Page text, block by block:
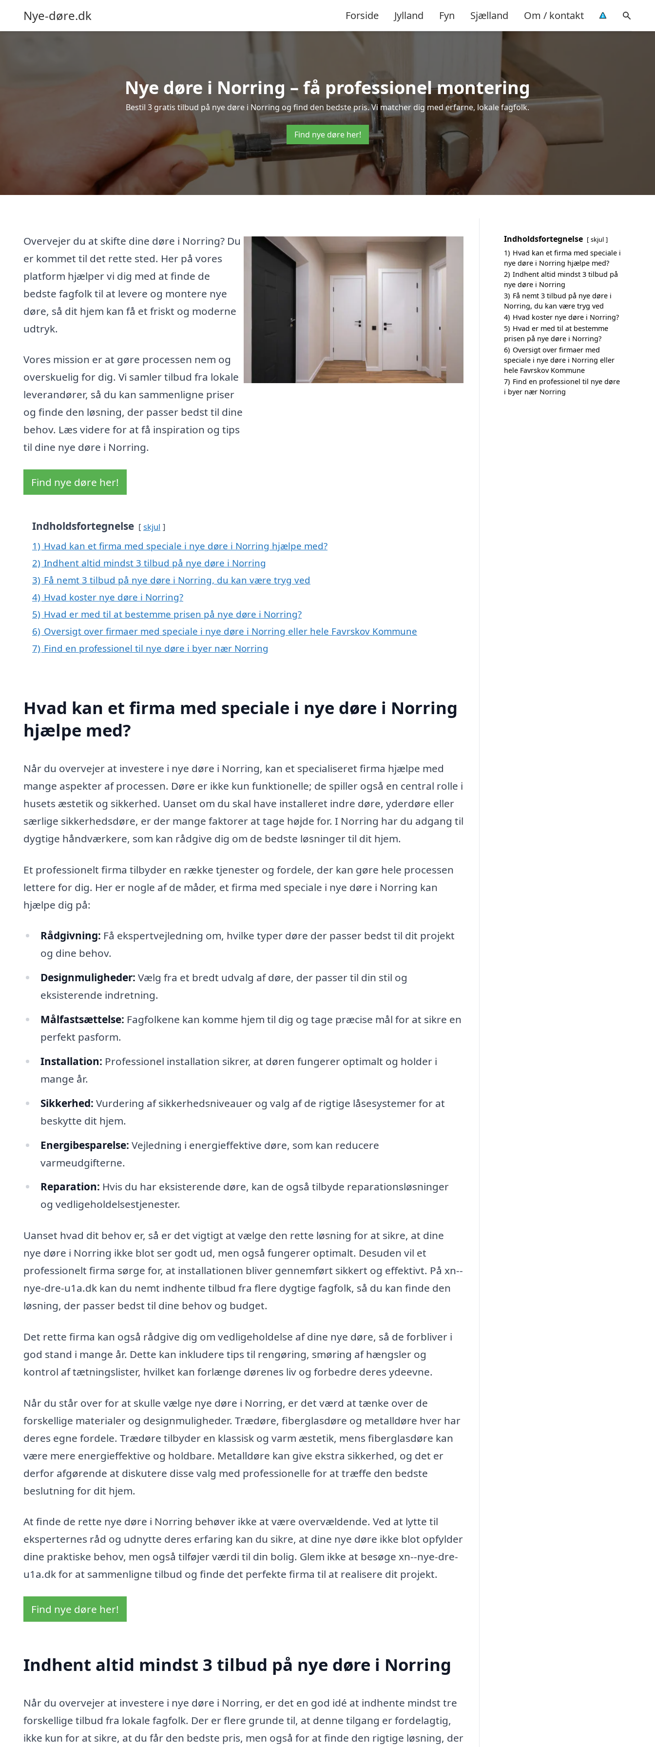
Nye-døre.dk Forside Jylland Fyn Sjælland Om / kontakt
Nye døre i Norring – få professionel montering
Bestil 3 gratis tilbud på nye døre i Norring og find den bedste pris. Vi matcher dig med erfarne, lokale fagfolk.
Find nye døre her!
Overvejer du at skifte dine døre i Norring? Du
er kommet til det rette sted. Her på vores
platform hjælper vi dig med at finde de
bedste fagfolk til at levere og montere nye
døre, så dit hjem kan få et friskt og moderne
udtryk.
Vores mission er at gøre processen nem og
overskuelig for dig. Vi samler tilbud fra lokale
leverandører, så du kan sammenligne priser
og finde den løsning, der passer bedst til dine
behov. Læs videre for at få inspiration og tips
til dine nye døre i Norring.
Find nye døre her!
Indholdsfortegnelse skjul
1) Hvad kan et firma med speciale i nye døre i Norring hjælpe med?
2) Indhent altid mindst 3 tilbud på nye døre i Norring
3) Få nemt 3 tilbud på nye døre i Norring, du kan være tryg ved
4) Hvad koster nye døre i Norring?
5) Hvad er med til at bestemme prisen på nye døre i Norring?
6) Oversigt over firmaer med speciale i nye døre i Norring eller hele Favrskov Kommune
7) Find en professionel til nye døre i byer nær Norring
Hvad kan et firma med speciale i nye døre i Norring
hjælpe med?
Når du overvejer at investere i nye døre i Norring, kan et specialiseret firma hjælpe med
mange aspekter af processen. Døre er ikke kun funktionelle; de spiller også en central rolle i
husets æstetik og sikkerhed. Uanset om du skal have installeret indre døre, yderdøre eller
særlige sikkerhedsdøre, er der mange faktorer at tage højde for. I Norring har du adgang til
dygtige håndværkere, som kan rådgive dig om de bedste løsninger til dit hjem.
Et professionelt firma tilbyder en række tjenester og fordele, der kan gøre hele processen
lettere for dig. Her er nogle af de måder, et firma med speciale i nye døre i Norring kan
hjælpe dig på:
Rådgivning: Få ekspertvejledning om, hvilke typer døre der passer bedst til dit projekt
og dine behov.
Designmuligheder: Vælg fra et bredt udvalg af døre, der passer til din stil og
eksisterende indretning.
Målfastsættelse: Fagfolkene kan komme hjem til dig og tage præcise mål for at sikre en
perfekt pasform.
Installation: Professionel installation sikrer, at døren fungerer optimalt og holder i
mange år.
Sikkerhed: Vurdering af sikkerhedsniveauer og valg af de rigtige låsesystemer for at
beskytte dit hjem.
Energibesparelse: Vejledning i energieffektive døre, som kan reducere
varmeudgifterne.
Reparation: Hvis du har eksisterende døre, kan de også tilbyde reparationsløsninger
og vedligeholdelsestjenester.
Uanset hvad dit behov er, så er det vigtigt at vælge den rette løsning for at sikre, at dine
nye døre i Norring ikke blot ser godt ud, men også fungerer optimalt. Desuden vil et
professionelt firma sørge for, at installationen bliver gennemført sikkert og effektivt. På xn--
nye-dre-u1a.dk kan du nemt indhente tilbud fra flere dygtige fagfolk, så du kan finde den
løsning, der passer bedst til dine behov og budget.
Det rette firma kan også rådgive dig om vedligeholdelse af dine nye døre, så de forbliver i
god stand i mange år. Dette kan inkludere tips til rengøring, smøring af hængsler og
kontrol af tætningslister, hvilket kan forlænge dørenes liv og forbedre deres ydeevne.
Når du står over for at skulle vælge nye døre i Norring, er det værd at tænke over de
forskellige materialer og designmuligheder. Trædøre, fiberglasdøre og metalldøre hver har
deres egne fordele. Trædøre tilbyder en klassisk og varm æstetik, mens fiberglasdøre kan
være mere energieffektive og holdbare. Metalldøre kan give ekstra sikkerhed, og det er
derfor afgørende at diskutere disse valg med professionelle for at træffe den bedste
beslutning for dit hjem.
At finde de rette nye døre i Norring behøver ikke at være overvældende. Ved at lytte til
eksperternes råd og udnytte deres erfaring kan du sikre, at dine nye døre ikke blot opfylder
dine praktiske behov, men også tilføjer værdi til din bolig. Glem ikke at besøge xn--nye-dre-
u1a.dk for at sammenligne tilbud og finde det perfekte firma til at realisere dit projekt.
Find nye døre her!
Indhent altid mindst 3 tilbud på nye døre i Norring
Når du overvejer at investere i nye døre i Norring, er det en god idé at indhente mindst tre
forskellige tilbud fra lokale fagfolk. Der er flere grunde til, at denne tilgang er fordelagtig,
ikke kun for at sikre, at du får den bedste pris, men også for at finde den rigtige løsning, der
Indholdsfortegnelse skjul
1) Hvad kan et firma med speciale i
nye døre i Norring hjælpe med?
2) Indhent altid mindst 3 tilbud på
nye døre i Norring
3) Få nemt 3 tilbud på nye døre i
Norring, du kan være tryg ved
4) Hvad koster nye døre i Norring?
5) Hvad er med til at bestemme
prisen på nye døre i Norring?
6) Oversigt over firmaer med
speciale i nye døre i Norring eller
hele Favrskov Kommune
7) Find en professionel til nye døre
i byer nær Norring